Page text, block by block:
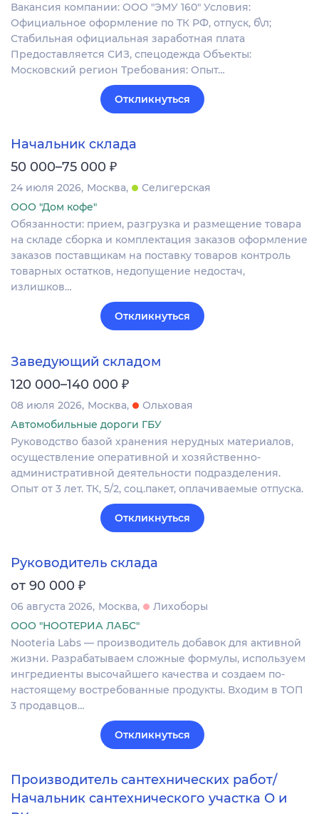
Вакансия компании: ООО "ЭМУ 160" Условия:
Официальное оформление по ТК РФ, отпуск, б\л;
Стабильная официальная заработная плата
Предоставляется СИЗ, спецодежда Объекты:
Московский регион Требования: Опыт…
Откликнуться
Начальник склада
50 000–75 000 ₽
24 июля 2026 Москва
Селигерская
ООО "Дом кофе"
Обязанности: прием, разгрузка и размещение товара
на складе сборка и комплектация заказов оформление
заказов поставщикам на поставку товаров контроль
товарных остатков, недопущение недостач,
излишков…
Откликнуться
Заведующий складом
120 000–140 000 ₽
08 июля 2026 Москва
Ольховая
Автомобильные дороги ГБУ
Руководство базой хранения нерудных материалов,
осуществление оперативной и хозяйственно-
административной деятельности подразделения.
Опыт от 3 лет. ТК, 5/2, соц.пакет, оплачиваемые отпуска.
Откликнуться
Руководитель склада
от 90 000 ₽
06 августа 2026 Москва
Лихоборы
ООО "НООТЕРИА ЛАБС"
Nooteria Labs — производитель добавок для активной
жизни. Разрабатываем сложные формулы, используем
ингредиенты высочайшего качества и создаем по-
настоящему востребованные продукты. Входим в ТОП
3 продавцов…
Откликнуться
Производитель сантехнических работ/
Начальник сантехнического участка О и